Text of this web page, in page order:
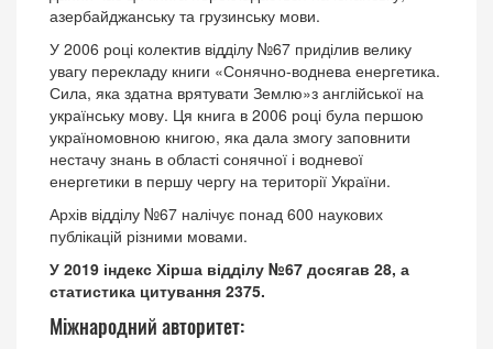
азербайджанську та грузинську мови.
У 2006 році колектив відділу №67 приділив велику
увагу перекладу книги «Сонячно-воднева енергетика.
Сила, яка здатна врятувати Землю»з англійської на
українську мову. Ця книга в 2006 році була першою
україномовною книгою, яка дала змогу заповнити
нестачу знань в області сонячної і водневої
енергетики в першу чергу на території України.
Архів відділу №67 налічує понад 600 наукових
публікацій різними мовами.
У 2019 індекс Хірша відділу №67 досягав 28, а
статистика цитування 2375.
Міжнародний авторитет: